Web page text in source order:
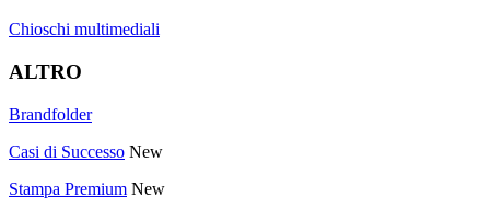
Chioschi multimediali
ALTRO
Brandfolder
Casi di Successo New
Stampa Premium New